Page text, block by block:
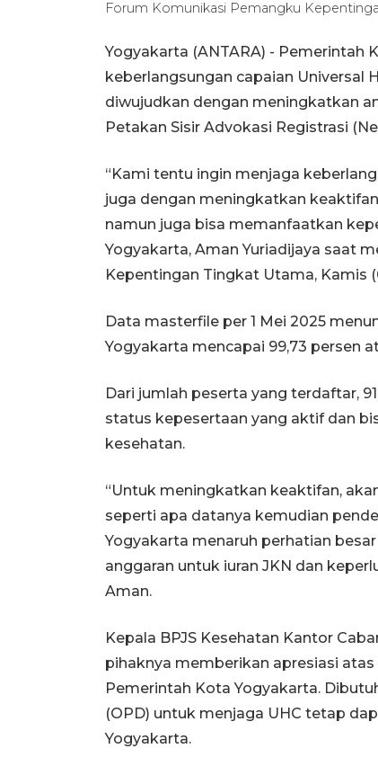
Forum Komunikasi Pemangku
Yogyakarta (ANTARA) -
keberlangsungan capaian Universal
diwujudkan dengan meningkatkan
Petakan Sisir Advokasi Registrasi
“Kami tentu ingin menjaga
juga dengan meningkatkan
namun juga bisa memanfaatkan
Yogyakarta, Aman Yuriadijaya saat
Kepentingan Tingkat Utama, Kamis
Data masterfile per 1 Mei 2025
Yogyakarta mencapai 99,73 persen
Dari jumlah peserta yang terdaftar,
status kepesertaan yang aktif dan
kesehatan.
“Untuk meningkatkan keaktifan,
seperti apa datanya kemudian
Yogyakarta menaruh perhatian
anggaran untuk iuran JKN dan
Aman.
Kepala BPJS Kesehatan Kantor
pihaknya memberikan apresiasi
Pemerintah Kota Yogyakarta.
(OPD) untuk menjaga UHC tetap
Yogyakarta.